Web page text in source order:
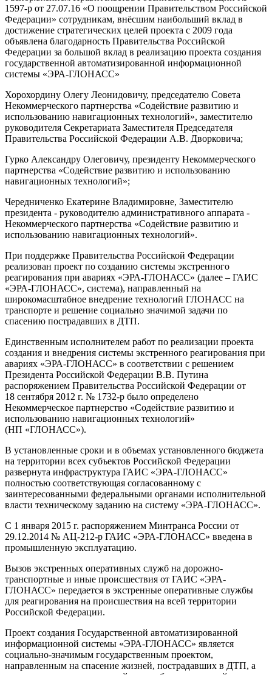
1597-р от 27.07.16 «О поощрении Правительством Российской
Федерации» сотрудникам, внёсшим наибольший вклад в
достижение стратегических целей проекта с 2009 года
объявлена благодарность Правительства Российской
Федерации за большой вклад в реализацию проекта создания
государственной автоматизированной информационной
системы «ЭРА-ГЛОНАСС»
Хорохордину Олегу Леонидовичу, председателю Совета
Некоммерческого партнерства «Содействие развитию и
использованию навигационных технологий», заместителю
руководителя Секретариата Заместителя Председателя
Правительства Российской Федерации А.В. Дворковича;
Гурко Александру Олеговичу, президенту Некоммерческого
партнерства «Содействие развитию и использованию
навигационных технологий»;
Чередниченко Екатерине Владимировне, Заместителю
президента - руководителю административного аппарата -
Некоммерческого партнерства «Содействие развитию и
использованию навигационных технологий».
При поддержке Правительства Российской Федерации
реализован проект по созданию системы экстренного
реагирования при авариях «ЭРА-ГЛОНАСС» (далее – ГАИС
«ЭРА-ГЛОНАСС», система), направленный на
широкомасштабное внедрение технологий ГЛОНАСС на
транспорте и решение социально значимой задачи по
спасению пострадавших в ДТП.
Единственным исполнителем работ по реализации проекта
создания и внедрения системы экстренного реагирования при
авариях «ЭРА-ГЛОНАСС» в соответствии с решением
Президента Российской Федерации В.В. Путина
распоряжением Правительства Российской Федерации от
18 сентября 2012 г. № 1732-р было определено
Некоммерческое партнерство «Содействие развитию и
использованию навигационных технологий»
(НП «ГЛОНАСС»).
В установленные сроки и в объемах установленного бюджета
на территории всех субъектов Российской Федерации
развернута инфраструктура ГАИС «ЭРА-ГЛОНАСС»
полностью соответствующая согласованному с
заинтересованными федеральными органами исполнительной
власти техническому заданию на систему «ЭРА-ГЛОНАСС».
С 1 января 2015 г. распоряжением Минтранса России от
29.12.2014 № АЦ-212-р ГАИС «ЭРА-ГЛОНАСС» введена в
промышленную эксплуатацию.
Вызов экстренных оперативных служб на дорожно-
транспортные и иные происшествия от ГАИС «ЭРА-
ГЛОНАСС» передается в экстренные оперативные службы
для реагирования на происшествия на всей территории
Российской Федерации.
Проект создания Государственной автоматизированной
информационной системы «ЭРА-ГЛОНАСС» является
социально-значимым государственным проектом,
направленным на спасение жизней, пострадавших в ДТП, а